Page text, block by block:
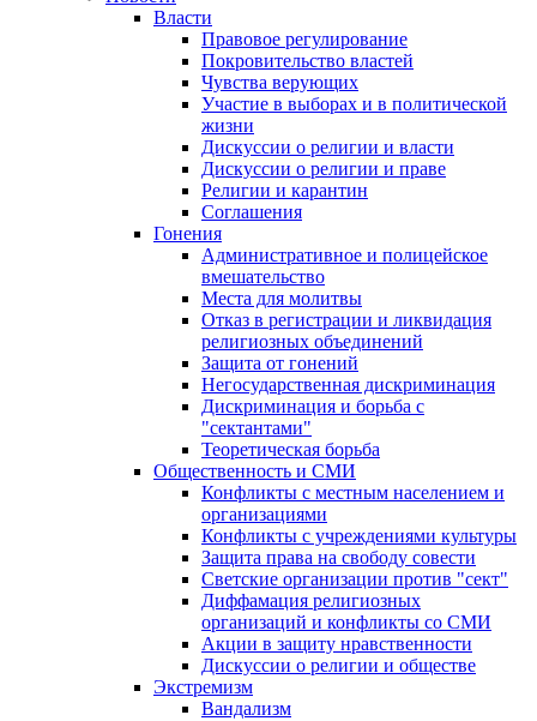
Власти
Правовое регулирование
Покровительство властей
Чувства верующих
Участие в выборах и в политической
жизни
Дискуссии о религии и власти
Дискуссии о религии и праве
Религии и карантин
Соглашения
Гонения
Административное и полицейское
вмешательство
Места для молитвы
Отказ в регистрации и ликвидация
религиозных объединений
Защита от гонений
Негосударственная дискриминация
Дискриминация и борьба с
"сектантами"
Теоретическая борьба
Общественность и СМИ
Конфликты с местным населением и
организациями
Конфликты с учреждениями культуры
Защита права на свободу совести
Светские организации против "сект"
Диффамация религиозных
организаций и конфликты со СМИ
Акции в защиту нравственности
Дискуссии о религии и обществе
Экстремизм
Вандализм